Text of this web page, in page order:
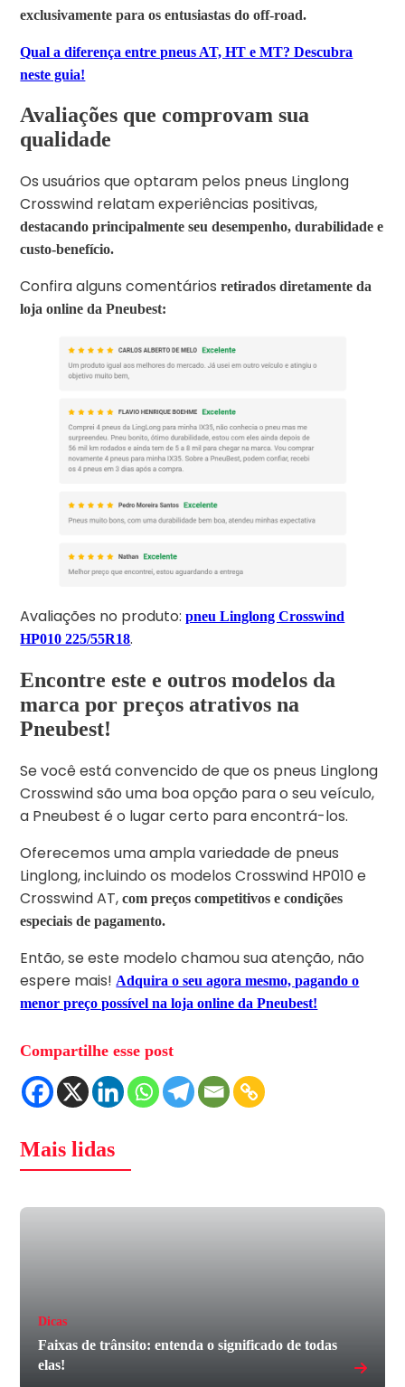
exclusivamente para os entusiastas do off-road.
Qual a diferença entre pneus AT, HT e MT? Descubra
neste guia!
Avaliações que comprovam sua
qualidade
Os usuários que optaram pelos pneus Linglong
Crosswind relatam experiências positivas,
destacando principalmente seu desempenho, durabilidade e
custo-benefício.
Confira alguns comentáriosretirados diretamente da
loja online da Pneubest:
Avaliações no produto:pneu Linglong Crosswind
HP010 225/55R18.
Encontre este e outros modelos da
marca por preços atrativos na
Pneubest!
Se você está convencido de que os pneus Linglong
Crosswind são uma boa opção para o seu veículo,
a Pneubest é o lugar certo para encontrá-los.
Oferecemos uma ampla variedade de pneus
Linglong, incluindo os modelos Crosswind HP010 e
Crosswind AT,com preços competitivos e condições
especiais de pagamento.
Então, se este modelo chamou sua atenção, não
espere mais!Adquira o seu agora mesmo, pagando o
menor preço possível na loja online da Pneubest!
Compartilhe esse post
Mais lidas
Dicas
Faixas de trânsito: entenda o significado de todas
elas!